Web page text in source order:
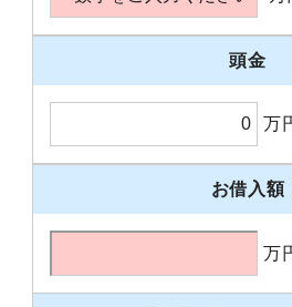
頭金
万
お借入額
万